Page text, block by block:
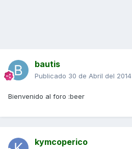
bautis
Publicado 30 de Abril del 2014
Bienvenido al foro :beer
kymcoperico